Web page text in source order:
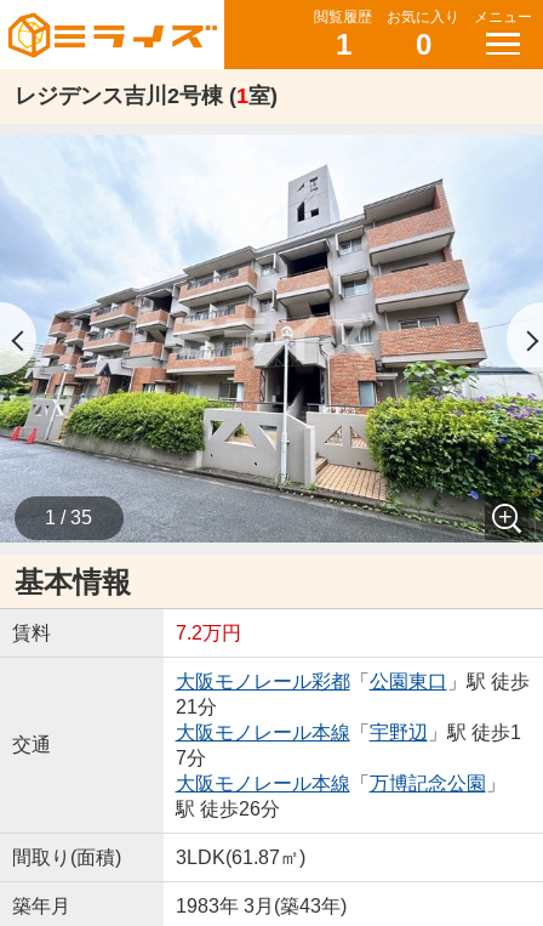
閲覧履歴
1
お気に入り
0
メニュー
レジデンス吉川2号棟 (1室)
1 / 35
基本情報
賃料 7.2万円
交通
大阪モノレール彩都「 公園東口 」駅 徒歩
21分
大阪モノレール本線 「 宇野辺 」駅 徒歩1
7分
大阪モノレール本線 「 万博記念公園 」
駅 徒歩26分
間取り(面積) 3LDK(61.87㎡)
築年月 1983年 3月(築43年)